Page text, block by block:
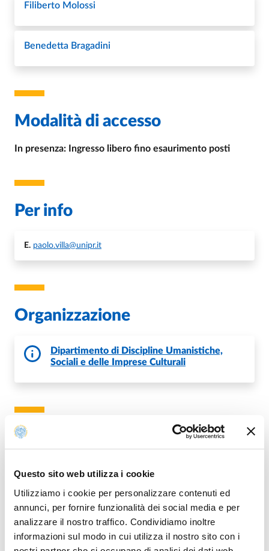
Questo sito web utilizza i cookie
Utilizziamo i cookie per personalizzare contenuti ed
annunci, per fornire funzionalità dei social media e per
analizzare il nostro traffico. Condividiamo inoltre
informazioni sul modo in cui utilizza il nostro sito con i
Filiberto Molossi
Benedetta Bragadini
Modalità di accesso
In presenza: Ingresso libero fino esaurimento posti
Per info
E. paolo.villa@unipr.it
Organizzazione
Dipartimento di Discipline Umanistiche,
Sociali e delle Imprese Culturali
Fa parte di
A sangue freddo
ALUNEDÌ, 6 MAGGIO, 2024 - 21:00
CINEMA D'AZEGLIO